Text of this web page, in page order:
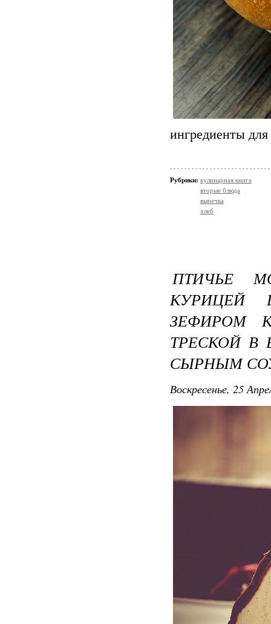
ингредиенты
Рубрики: кулинарная книга
вторые блюда
выпечка
хлеб
ПТИЧЬЕ
КУРИЦЕЙ
ЗЕФИРОМ
ТРЕСКОЙ В
СЫРНЫМ
Воскресенье, 25